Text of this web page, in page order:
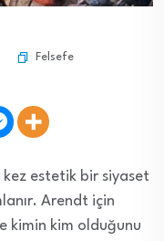
Felsefe
kez estetik bir siyaset
Arendt için
kimin kim olduğunu